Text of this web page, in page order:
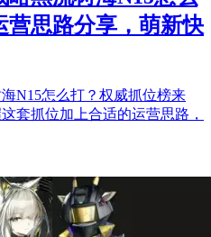
营思路分享，萌新快
N15怎么打？权威抓位榜来
套抓位加上合适的运营思路，